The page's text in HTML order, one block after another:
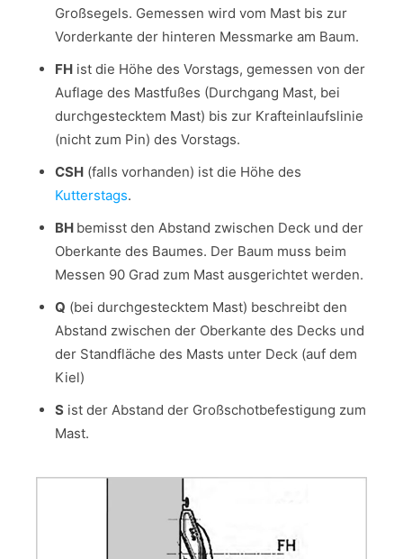
Großsegels. Gemessen wird vom Mast bis zur
Vorderkante der hinteren Messmarke am Baum.
FH ist die Höhe des Vorstags, gemessen von der
Auflage des Mastfußes (Durchgang Mast, bei
durchgestecktem Mast) bis zur Krafteinlaufslinie
(nicht zum Pin) des Vorstags.
CSH (falls vorhanden) ist die Höhe des
Kutterstags.
BH bemisst den Abstand zwischen Deck und der
Oberkante des Baumes. Der Baum muss beim
Messen 90 Grad zum Mast ausgerichtet werden.
Q (bei durchgestecktem Mast) beschreibt den
Abstand zwischen der Oberkante des Decks und
der Standfläche des Masts unter Deck (auf dem
Kiel)
S ist der Abstand der Großschotbefestigung zum
Mast.